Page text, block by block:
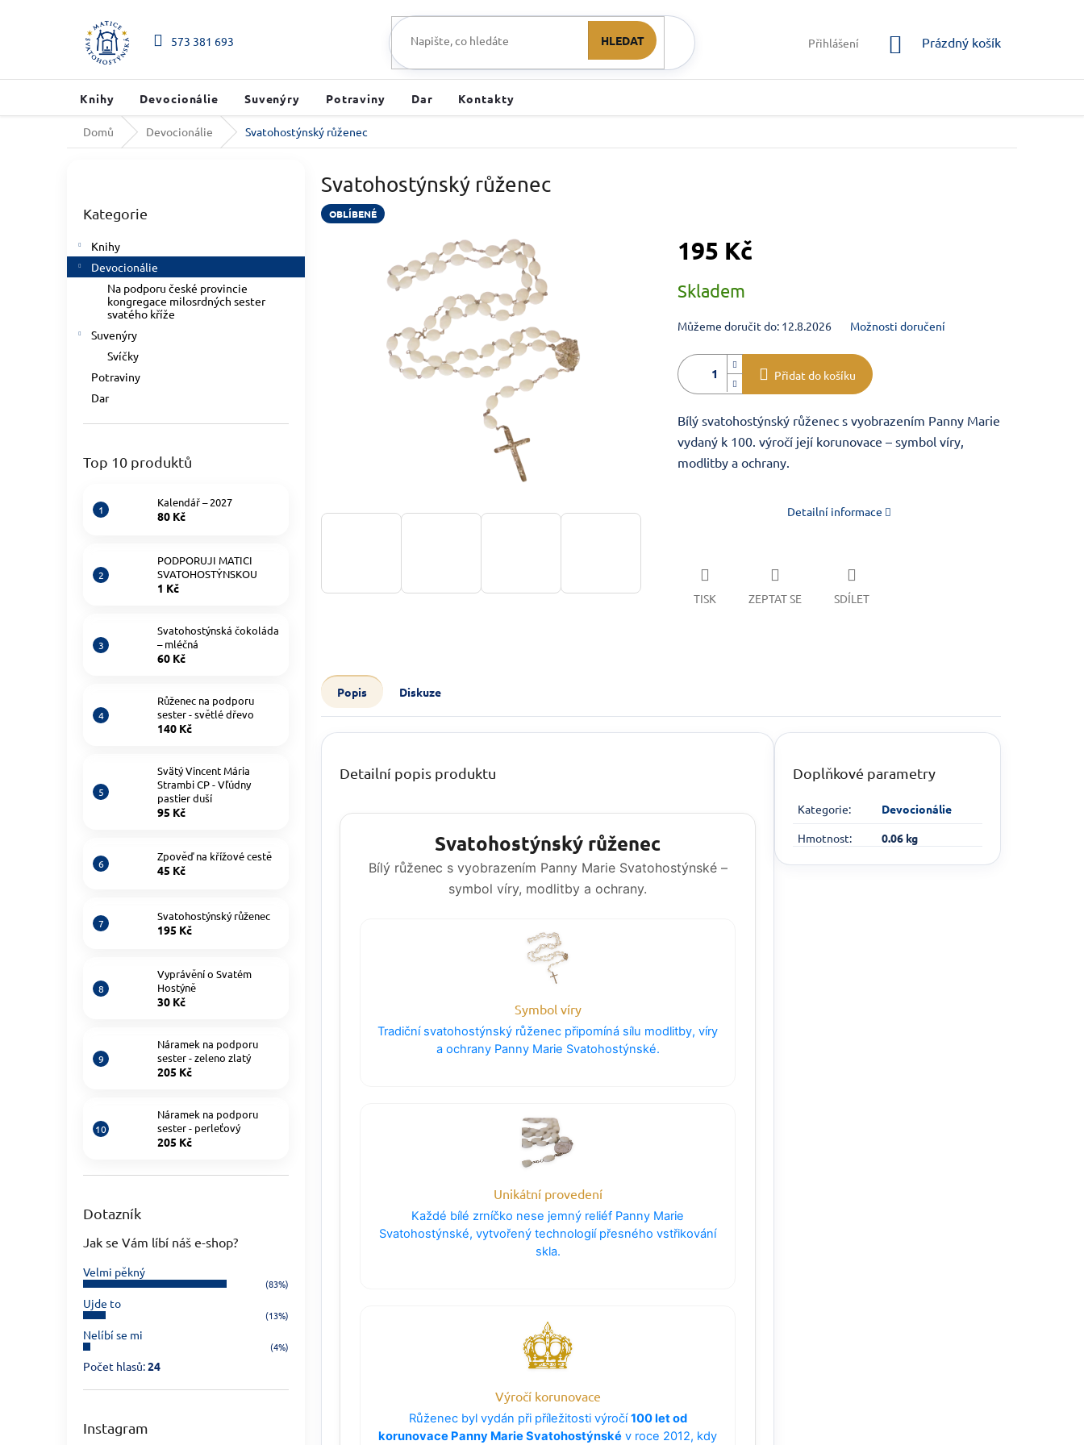
573 381 693 HLEDAT Přihlášení NÁKUPNÍ KOŠÍK
Prázdný košík
Knihy Devocionálie Suvenýry Potraviny Dar Kontakty
Domů Devocionálie Svatohostýnský růženec
Kategorie
Knihy
Devocionálie
Na podporu české provincie
kongregace milosrdných sester
svatého kříže
Suvenýry
Svíčky
Potraviny
Dar
Top 10 produktů
Kalendář – 2027
80 Kč
PODPORUJI MATICI
SVATOHOSTÝNSKOU
1 Kč
Svatohostýnská čokoláda
– mléčná
60 Kč
Růženec na podporu
sester - světlé dřevo
140 Kč
Svätý Vincent Mária
Strambi CP - Vľúdny
pastier duší
95 Kč
Zpověď na křížové cestě
45 Kč
Svatohostýnský růženec
195 Kč
Vyprávění o Svatém
Hostýně
30 Kč
Náramek na podporu
sester - zeleno zlatý
205 Kč
Náramek na podporu
sester - perleťový
205 Kč
Dotazník
Jak se Vám líbí náš e-shop?
Velmi pěkný
(83%)
Ujde to
(13%)
Nelíbí se mi
(4%)
Počet hlasů:24
Instagram
Svatohostýnský růženec
OBLÍBENÉ
195 Kč
Skladem
Můžeme doručit do: 12.8.2026 Možnosti doručení
Přidat do košíku
Bílý svatohostýnský růženec s vyobrazením Panny Marie
vydaný k 100. výročí její korunovace – symbol víry,
modlitby a ochrany.
Detailní informace
TISK ZEPTAT SE SDÍLET
Popis Diskuze
Detailní popis produktu
Svatohostýnský růženec
Bílý růženec s vyobrazením Panny Marie Svatohostýnské –
symbol víry, modlitby a ochrany.
Symbol víry
Tradiční svatohostýnský růženec připomíná sílu modlitby, víry
a ochrany Panny Marie Svatohostýnské.
Unikátní provedení
Každé bílé zrníčko nese jemný reliéf Panny Marie
Svatohostýnské, vytvořený technologií přesného vstřikování
skla.
Výročí korunovace
Růženec byl vydán při příležitosti výročí100 let od
korunovace Panny Marie Svatohostýnské v roce 2012, kdy
Doplňkové parametry
Kategorie:
Devocionálie
Hmotnost: 0.06 kg